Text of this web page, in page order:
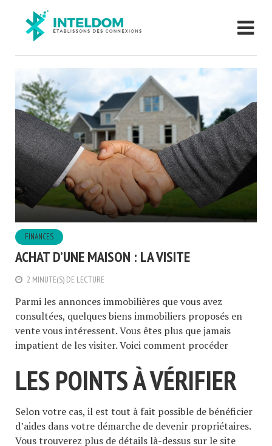
FINANCES
ACHAT D’UNE MAISON : LA VISITE
2 MINUTE(S) DE LECTURE
Parmi les annonces immobilières que vous avez
consultées, quelques biens immobiliers proposés en
vente vous intéressent. Vous êtes plus que jamais
impatient de les visiter. Voici comment procéder
LES POINTS À VÉRIFIER
Selon votre cas, il est tout à fait possible de bénéficier
d’aides dans votre démarche de devenir propriétaires.
Vous trouverez plus de détails là-dessus sur le site